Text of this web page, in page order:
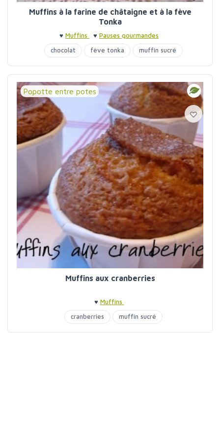
Muffins à la farine de châtaigne et à la fève
Tonka
♥ Muffins ♥ Pauses gourmandes
chocolat
fève tonka muffin sucré
Popotte entre potes
Muffins aux cranberries
♥ Muffins
cranberries
muffin sucré